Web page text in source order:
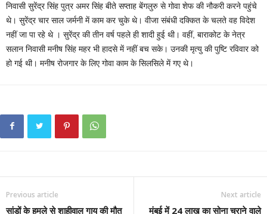
निवासी सुरेंद्र सिंह पुत्र अमर सिंह बीते सप्ताह बेंगलुरु से गोवा शेफ की नौकरी करने पहुंचे
थे। सुरेंद्र चार साल जर्मनी में काम कर चुके थे। वीजा संबंधी दक्कित के चलते वह विदेश
नहीं जा पा रहे थे । सुरेंद्र की तीन वर्ष पहले ही शादी हुई थी। वहीं, बाराकोट के नेत्र
सलान निवासी मनीष सिंह महर भी हादसे में नहीं बच सके। उनकी मृत्यु की पुष्टि रविवार को
हो गई थी। मनीष रोजगार के लिए गोवा काम के सिलसिले में गए थे।
Previous article
सांडों के हमले से शाहीवाल गाय की मौत
Next article
मुंबई में 24 लाख का सोना चुराने वाले